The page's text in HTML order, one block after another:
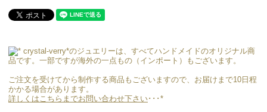
crystal-verry*のジュエリーは、すべてハンドメイドのオリジナル商
品です。一部ですが海外の一点もの（インポート）もございます。
ご注文を受けてから制作する商品もございますので、お届けまで10日程
かかる場合があります。
詳しくはこちらまでお問い合わせ下さい･･･*